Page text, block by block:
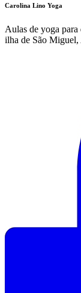
Carolina Lino Yoga
Aulas de yoga para
ilha de São Miguel,